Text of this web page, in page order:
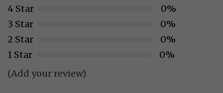
4 Star
0%
3 Star
0%
2 Star
0%
1 Star
0%
(Add your review)